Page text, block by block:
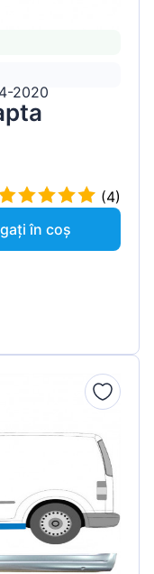
2020
(4)
în coș